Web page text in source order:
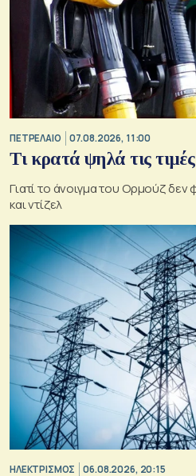
ΠΕΤΡΕΛΑΙΟ 07.08.2026, 11:00
Τι κρατά ψηλά τις
Γιατί το άνοιγμα του Ορμούζ δεν
και ντίζελ
ΗΛΕΚΤΡΙΣΜΟΣ 06.08.2026, 20:15